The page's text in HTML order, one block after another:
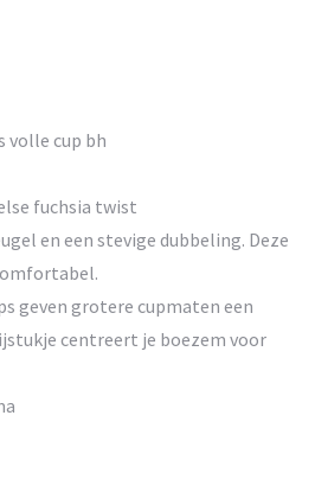
volle cup bh
fuchsia twist
en een stevige dubbeling. Deze
geven grotere cupmaten een
centreert je boezem voor